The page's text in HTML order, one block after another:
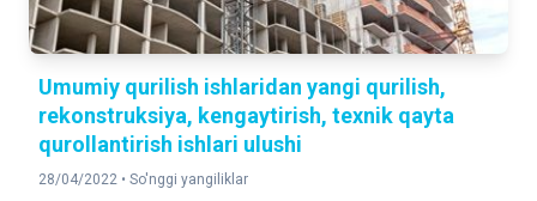
Umumiy qurilish ishlaridan yangi qurilish,
rekonstruksiya, kengaytirish, texnik qayta
qurollantirish ishlari ulushi
28/04/2022 • So'nggi yangiliklar